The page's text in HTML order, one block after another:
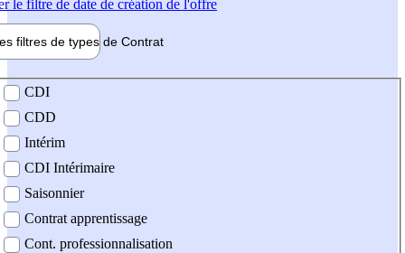
le filtre de date de création de l'offre
filtres de types de Contrat
contrat
CDI
CDD
Intérim
CDI Intérimaire
Saisonnier
Contrat apprentissage
Cont. professionnalisation